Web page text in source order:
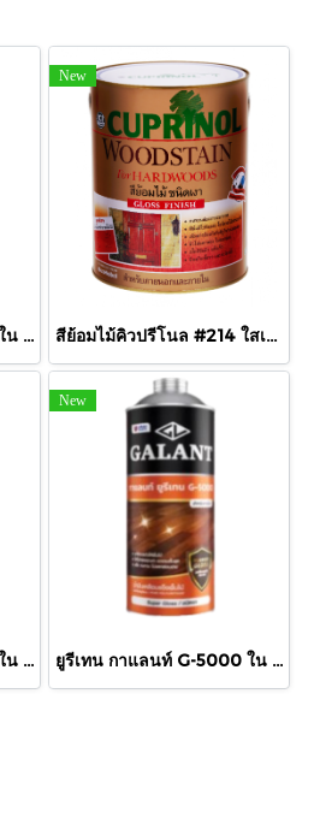
ยูรีเทน กาแลนท์ G-5000 ใน กล.
New
สีย้อมไม้คิวปรีโนล #214 ใสเงา 1/4 กล.
ยูรีเทน กาแลนท์ G-5000 ใน 460cc.
New
ยูรีเทน กาแลนท์ G-5000 ใน 875cc.